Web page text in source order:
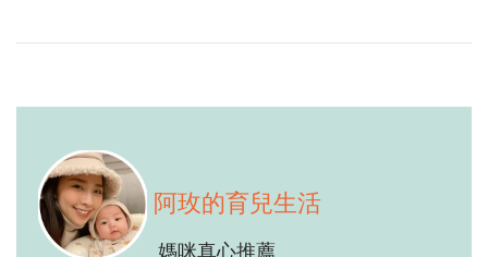
阿玫的育兒生活
媽咪真心推薦